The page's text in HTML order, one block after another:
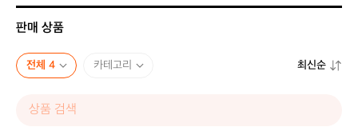
판매 상품
전체 4 카테고리 최신순